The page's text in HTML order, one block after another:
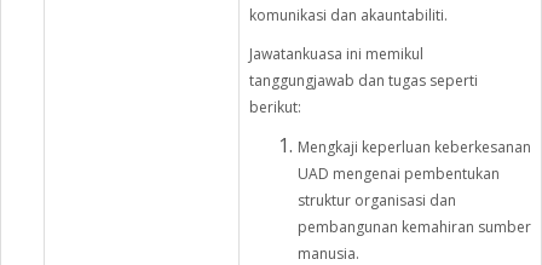
komunikasi dan akauntabiliti.
Jawatankuasa ini memikul
tanggungjawab dan tugas seperti
berikut:
Mengkaji keperluan keberkesanan
UAD mengenai pembentukan
struktur organisasi dan
pembangunan kemahiran sumber
manusia.